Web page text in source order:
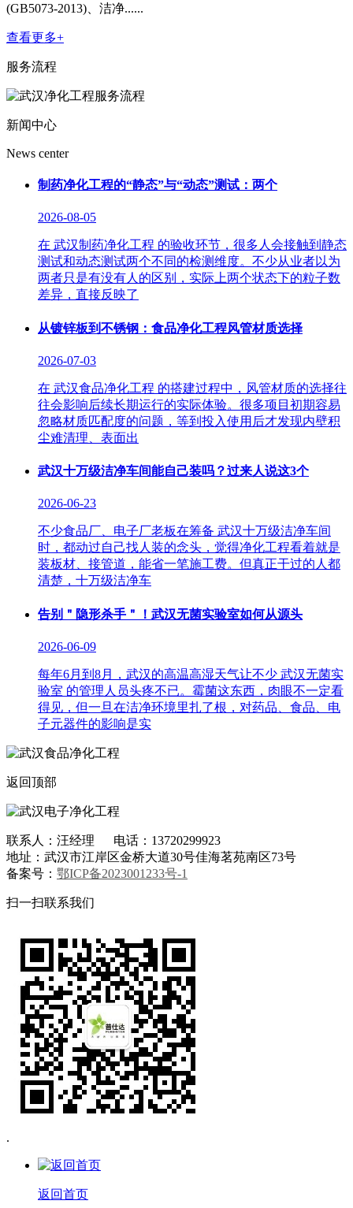
(GB5073-2013)、洁净......
查看更多+
服务流程
新闻中心
News center
制药净化工程的“静态”与“动态”测试：两个
2026-08-05
在 武汉制药净化工程 的验收环节，很多人会接触到静态
测试和动态测试两个不同的检测维度。不少从业者以为
两者只是有没有人的区别，实际上两个状态下的粒子数
差异，直接反映了
从镀锌板到不锈钢：食品净化工程风管材质选择
2026-07-03
在 武汉食品净化工程 的搭建过程中，风管材质的选择往
往会影响后续长期运行的实际体验。很多项目初期容易
忽略材质匹配度的问题，等到投入使用后才发现内壁积
尘难清理、表面出
武汉十万级洁净车间能自己装吗？过来人说这3个
2026-06-23
不少食品厂、电子厂老板在筹备 武汉十万级洁净车间
时，都动过自己找人装的念头，觉得净化工程看着就是
装板材、接管道，能省一笔施工费。但真正干过的人都
清楚，十万级洁净车
告别＂隐形杀手＂！武汉无菌实验室如何从源头
2026-06-09
每年6月到8月，武汉的高温高湿天气让不少 武汉无菌实
验室 的管理人员头疼不已。霉菌这东西，肉眼不一定看
得见，但一旦在洁净环境里扎了根，对药品、食品、电
子元器件的影响是实
返回顶部
联系人：汪经理 电话：13720299923
地址：武汉市江岸区金桥大道30号佳海茗苑南区73号
备案号： 鄂ICP备2023001233号-1
扫一扫联系我们
.
返回首页